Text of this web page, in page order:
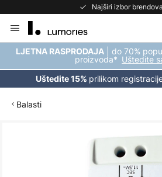
Najširi izbor brendova
to
Content
LJETNA RASPRODAJA | do 70%
proizvoda* Uštedite
Uštedite 15% prilikom
Balasti